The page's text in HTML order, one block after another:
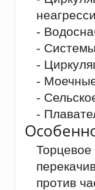
-
-
-
-
-
-
Торцевое
против